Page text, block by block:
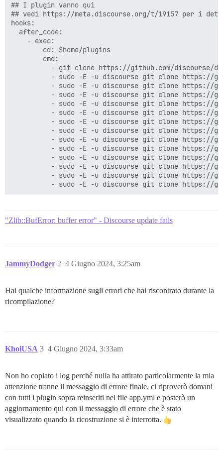
## I plugin vanno qui
## vedi https://meta.discourse.org/t/19157 per i
hooks:
  after_code:
    - exec:
        cd: $home/plugins
        cmd:
- git clone https://github.com/discourse/
- sudo -E -u discourse git clone https://
- sudo -E -u discourse git clone https://
- sudo -E -u discourse git clone https://
- sudo -E -u discourse git clone https://
- sudo -E -u discourse git clone https://
- sudo -E -u discourse git clone https://
- sudo -E -u discourse git clone https://
- sudo -E -u discourse git clone https://
- sudo -E -u discourse git clone https://
- sudo -E -u discourse git clone https://
- sudo -E -u discourse git clone https://
- sudo -E -u discourse git clone https://
"Zlib::BufError: buffer error" - Discourse update fails
JammyDodger 4 Giugno 2024, 3:25am
2
Hai qualche informazione sugli errori che hai riscontrato durante la
ricompilazione?
KhoiUSA 4 Giugno 2024, 3:33am
3
Non ho copiato i log perché nulla ha attirato particolarmente la mia
attenzione tranne il messaggio di errore finale, ci riproverò domani
con tutti i plugin sopra reinseriti nel file app.yml e posterò un
aggiornamento qui con il messaggio di errore che è stato
visualizzato quando la ricostruzione si è interrotta.